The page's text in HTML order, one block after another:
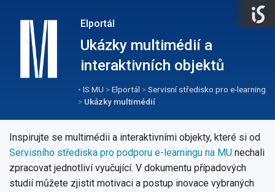
Elportál
Ukázky multimédií a
interaktivních objektů
• IS MU >Elportál >Servisní středisko pro e-learning
> Ukázky multimédií
Inspirujte se multimédii a interaktivními objekty, které si od
Servisního střediska pro podporu e-learningu na MU nechali
zpracovat jednotliví vyučující. V dokumentu případových
studií můžete zjistit motivaci a postup inovace vybraných